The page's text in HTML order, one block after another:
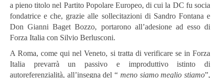
a pieno titolo nel Partito Popolare Europeo, di cui la DC fu socia
fondatrice e che, grazie alle sollecitazioni di Sandro Fontana e
Don Gianni Baget Bozzo, portarono all’adesione ad esso di
Forza Italia con Silvio Berlusconi.
A Roma, come qui nel Veneto, si tratta di verificare se in Forza
Italia prevarrà un passivo e improduttivo istinto di
autoreferenzialità, all’insegna del “ meno siamo meglio stiamo”,